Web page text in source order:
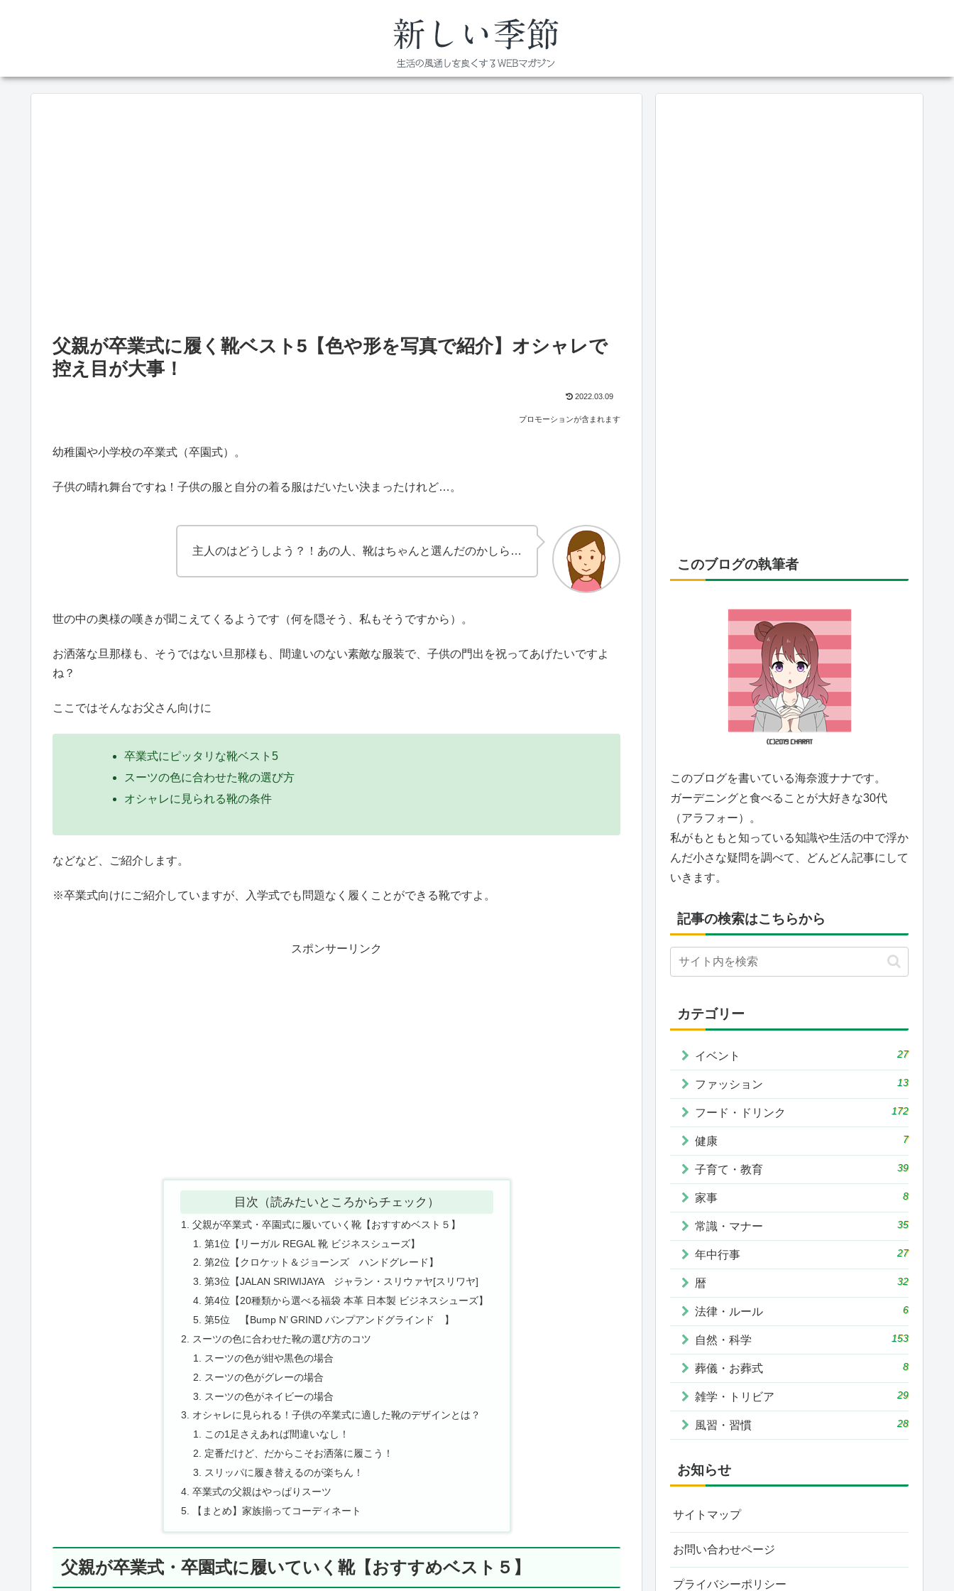
父親が卒業式に履く靴ベスト5【色や形を写真で紹介】オシャレで
控え目が大事！
2022.03.09
プロモーションが含まれます
幼稚園や小学校の卒業式（卒園式）。
子供の晴れ舞台ですね！子供の服と自分の着る服はだいたい決まったけれど…。
主人のはどうしよう？！あの人、靴はちゃんと選んだのかしら…
世の中の奥様の嘆きが聞こえてくるようです（何を隠そう、私もそうですから）。
お洒落な旦那様も、そうではない旦那様も、間違いのない素敵な服装で、子供の門出を祝ってあげたいですよ
ね？
ここではそんなお父さん向けに
卒業式にピッタリな靴ベスト5
スーツの色に合わせた靴の選び方
オシャレに見られる靴の条件
などなど、ご紹介します。
※卒業式向けにご紹介していますが、入学式でも問題なく履くことができる靴ですよ。
スポンサーリンク
目次（読みたいところからチェック）
父親が卒業式・卒園式に履いていく靴【おすすめベスト５】
第1位【リーガル REGAL 靴 ビジネスシューズ】
第2位【クロケット＆ジョーンズ ハンドグレード】
第3位【JALAN SRIWIJAYA ジャラン・スリウァヤ[スリワヤ]
第4位【20種類から選べる福袋 本革 日本製 ビジネスシューズ】
第5位 【Bump N’ GRIND バンプアンドグラインド 】
スーツの色に合わせた靴の選び方のコツ
スーツの色が紺や黒色の場合
スーツの色がグレーの場合
スーツの色がネイビーの場合
オシャレに見られる！子供の卒業式に適した靴のデザインとは？
この1足さえあれば間違いなし！
定番だけど、だからこそお洒落に履こう！
スリッパに履き替えるのが楽ちん！
卒業式の父親はやっぱりスーツ
【まとめ】家族揃ってコーディネート
父親が卒業式・卒園式に履いていく靴【おすすめベスト５】
このブログの執筆者
このブログを書いている海奈渡ナナです。
ガーデニングと食べることが大好きな30代
（アラフォー）。
私がもともと知っている知識や生活の中で浮か
んだ小さな疑問を調べて、どんどん記事にして
いきます。
記事の検索はこちらから
カテゴリー
イベント 27
ファッション 13
フード・ドリンク 172
健康 7
子育て・教育 39
家事 8
常識・マナー 35
年中行事 27
暦 32
法律・ルール 6
自然・科学 153
葬儀・お葬式 8
雑学・トリビア 29
風習・習慣 28
お知らせ
サイトマップ
お問い合わせページ
プライバシーポリシー